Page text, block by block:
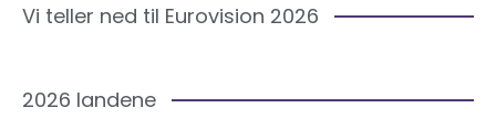
Vi teller ned til Eurovision 2026
2026 landene